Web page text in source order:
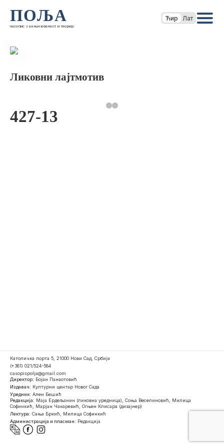
ПОЉА
часопис за књижевност и теорију
Ћир Лат
Ликовни лајтмотив
427-13
Католичка порта 5, 21000 Нови Сад, Србија
(+381) 021/524-584
casopispolja@gmail.com
Директор: Бојан Панаотовић
Издавач: Културни центар Новог Сада
Уредник: Ален Бешић
Редакција: Маја Ердељанин (ликовна уредница), Соња Веселиновић, Милица
Софинкић, Марјан Чакаревић, Огњен Клисара (дизајнер)
Лектура: Сања Бркић, Милица Софинкић
Администрација и пласман: Редакција